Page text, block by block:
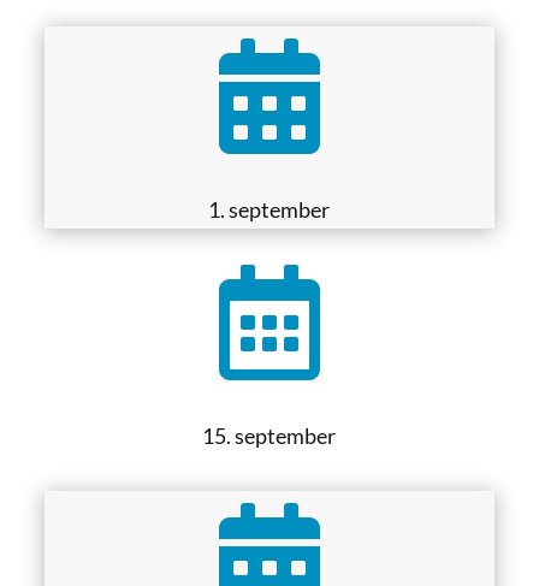

1. september

15. september
